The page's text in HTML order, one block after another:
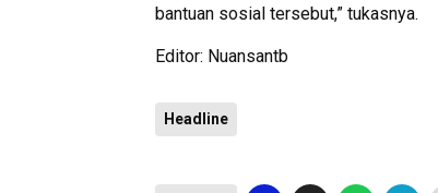
bantuan sosial tersebut,” tukasnya.
Editor: Nuansantb
Headline